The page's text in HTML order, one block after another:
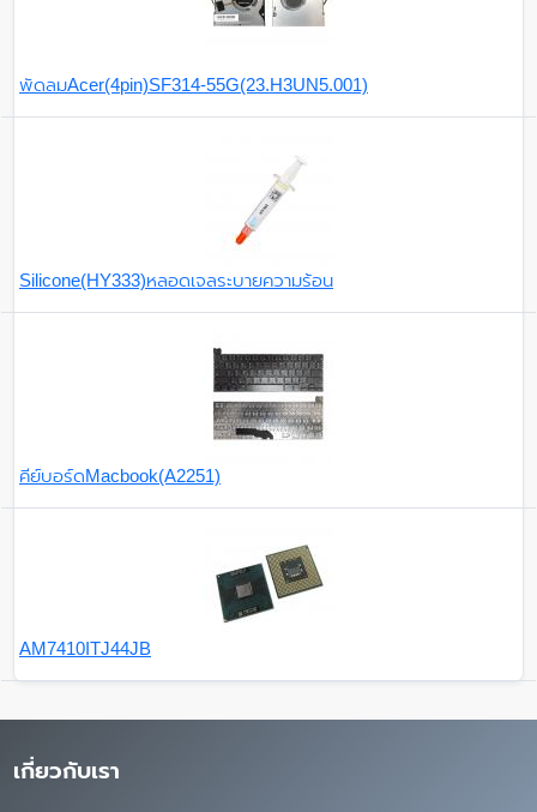
พัดลมAcer(4pin)SF314-55G(23.H3UN5.001)
Silicone(HY333)หลอดเจลระบายความร้อน
คีย์บอร์ดMacbook(A2251)
AM7410ITJ44JB
เกี่ยวกับเรา